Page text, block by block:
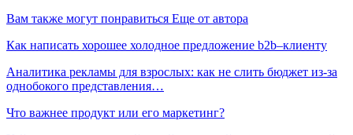
Вам также могут понравиться Еще от автора
Как написать хорошее холодное предложение b2b–клиенту
Аналитика рекламы для взрослых: как не слить бюджет из-за
однобокого представления…
Что важнее продукт или его маркетинг?